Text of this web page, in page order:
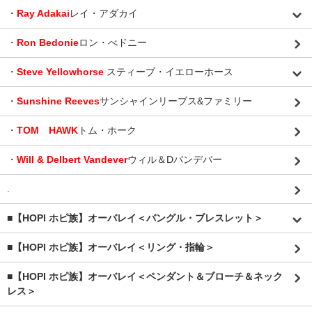
・ Ray Adakaiレイ・アダカイ
・ Ron Bedonieロン・べドニー
・ Steve Yellowhorse スティーブ・イエローホース
・ Sunshine Reevesサンシャインリーブス&ファミリー
・ TOM HAWK トム・ホーク
・ Will & Delbert Vandeverウィル＆Dバンデバー
.
■【HOPI ホピ族】オーバレイ＜バングル・ブレスレット＞
■【HOPI ホピ族】オーバレイ＜リング・指輪＞
■【HOPI ホピ族】オーバレイ＜ペンダント＆ブローチ＆ネック
レス＞